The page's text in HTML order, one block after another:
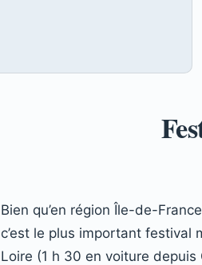
Bien qu’en région Île-de-
c’est le plus important
Loire (1 h 30 en voiture depuis